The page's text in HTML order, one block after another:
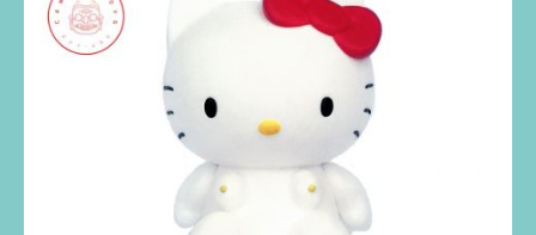
de
Emilio